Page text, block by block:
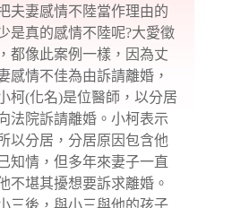
夫妻感情不陸當作理由的
是真的感情不陸呢?大愛徵
都像此案例一樣，因為丈
感情不佳為由訴請離婚，
柯(化名)是位醫師，以分居
法院訴請離婚。小柯表示
以分居，分居原因包含他
知情，但多年來妻子一直
不堪其擾想要訴求離婚。